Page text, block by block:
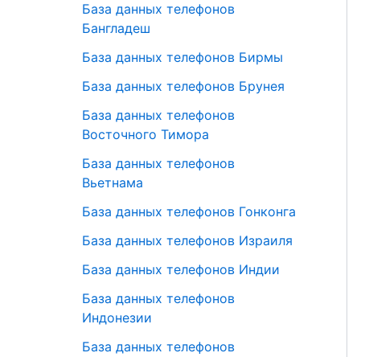
База данных телефонов
Бангладеш
База данных телефонов Бирмы
База данных телефонов Брунея
База данных телефонов
Восточного Тимора
База данных телефонов
Вьетнама
База данных телефонов Гонконга
База данных телефонов Израиля
База данных телефонов Индии
База данных телефонов
Индонезии
База данных телефонов